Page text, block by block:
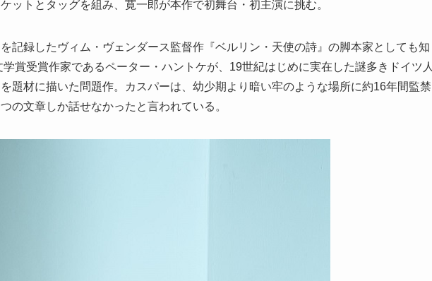
ットとタッグを組み、寛一郎が本作で初舞台・初主演に挑む。
記録したヴィム・ヴェンダース監督作『ベルリン・天使の詩』の脚本家としても知
賞受賞作家であるペーター・ハントケが、19世紀はじめに実在した謎多きドイツ人
題材に描いた問題作。カスパーは、幼少期より暗い牢のような場所に約16年間監禁
の文章しか話せなかったと言われている。